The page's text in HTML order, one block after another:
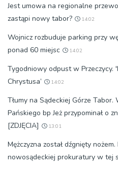
Jest umowa na regionalne
zastąpi nowy tabor?
14:02
Wojnicz rozbuduje parking przy
ponad 60 miejsc
14:02
Tygodniowy odpust w Przeczycy.
Chrystusa’
14:02
Tłumy na Sądeckiej Górze
Pańskiego bp Jeż przypominał o
[ZDJĘCIA]
13:01
Mężczyzna został dźgnięty
nowosądeckiej prokuratury w tej